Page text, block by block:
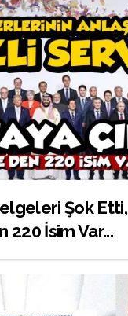
Şok Etti,
220 İsim Var...